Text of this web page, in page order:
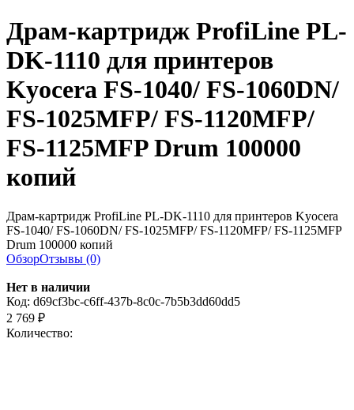
Драм-картридж ProfiLine PL-
DK-1110 для принтеров
Kyocera FS-1040/ FS-1060DN/
FS-1025MFP/ FS-1120MFP/
FS-1125MFP Drum 100000
копий
Драм-картридж ProfiLine PL-DK-1110 для принтеров Kyocera
FS-1040/ FS-1060DN/ FS-1025MFP/ FS-1120MFP/ FS-1125MFP
Drum 100000 копий
ОбзорОтзывы (0)
Нет в наличии
Код: d69cf3bc-c6ff-437b-8c0c-7b5b3dd60dd5
2 769 ₽
Количество: